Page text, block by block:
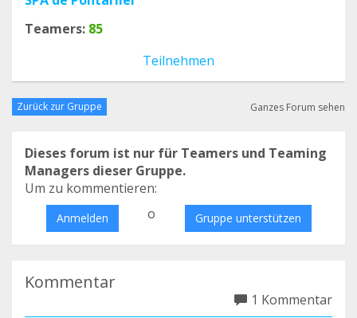
Teamers: 85
Teilnehmen
Zurück zur Gruppe Ganzes Forum sehen
Dieses forum ist nur für Teamers und Teaming
Managers dieser Gruppe.
Um zu kommentieren:
Anmelden o Gruppe unterstützen
Kommentar
1 Kommentar